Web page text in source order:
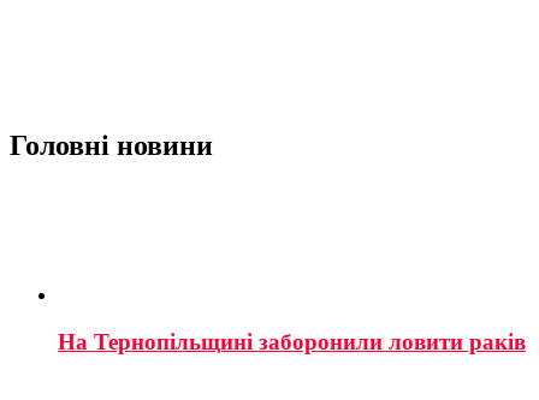
Головні новини
На Тернопільщині заборонили ловити раків